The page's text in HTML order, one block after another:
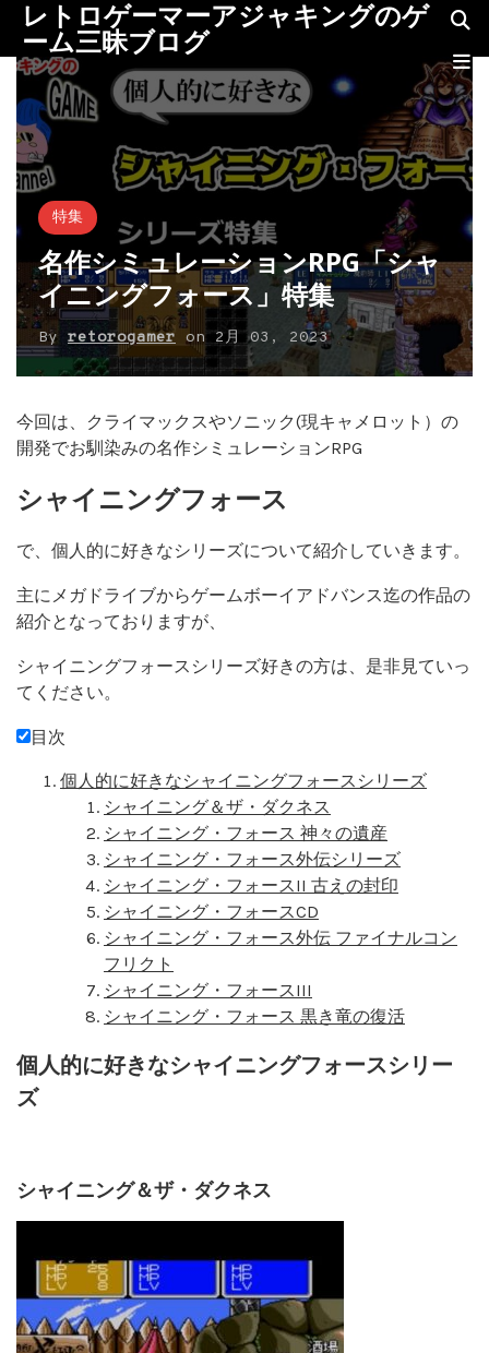
レトロゲーマーアジャキングのゲ
ーム三昧ブログ
特集
名作シミュレーションRPG「シャ
イニングフォース」特集
By retorogamer on2月 03, 2023
今回は、クライマックスやソニック(現キャメロット）の
開発でお馴染みの名作シミュレーションRPG
シャイニングフォース
で、個人的に好きなシリーズについて紹介していきます。
主にメガドライブからゲームボーイアドバンス迄の作品の
紹介となっておりますが、
シャイニングフォースシリーズ好きの方は、是非見ていっ
てください。
目次
個人的に好きなシャイニングフォースシリーズ
シャイニング＆ザ・ダクネス
シャイニング・フォース 神々の遺産
シャイニング・フォース外伝シリーズ
シャイニング・フォースII 古えの封印
シャイニング・フォースCD
シャイニング・フォース外伝 ファイナルコン
フリクト
シャイニング・フォースIII
シャイニング・フォース 黒き竜の復活
個人的に好きなシャイニングフォースシリー
ズ
シャイニング＆ザ・ダクネス